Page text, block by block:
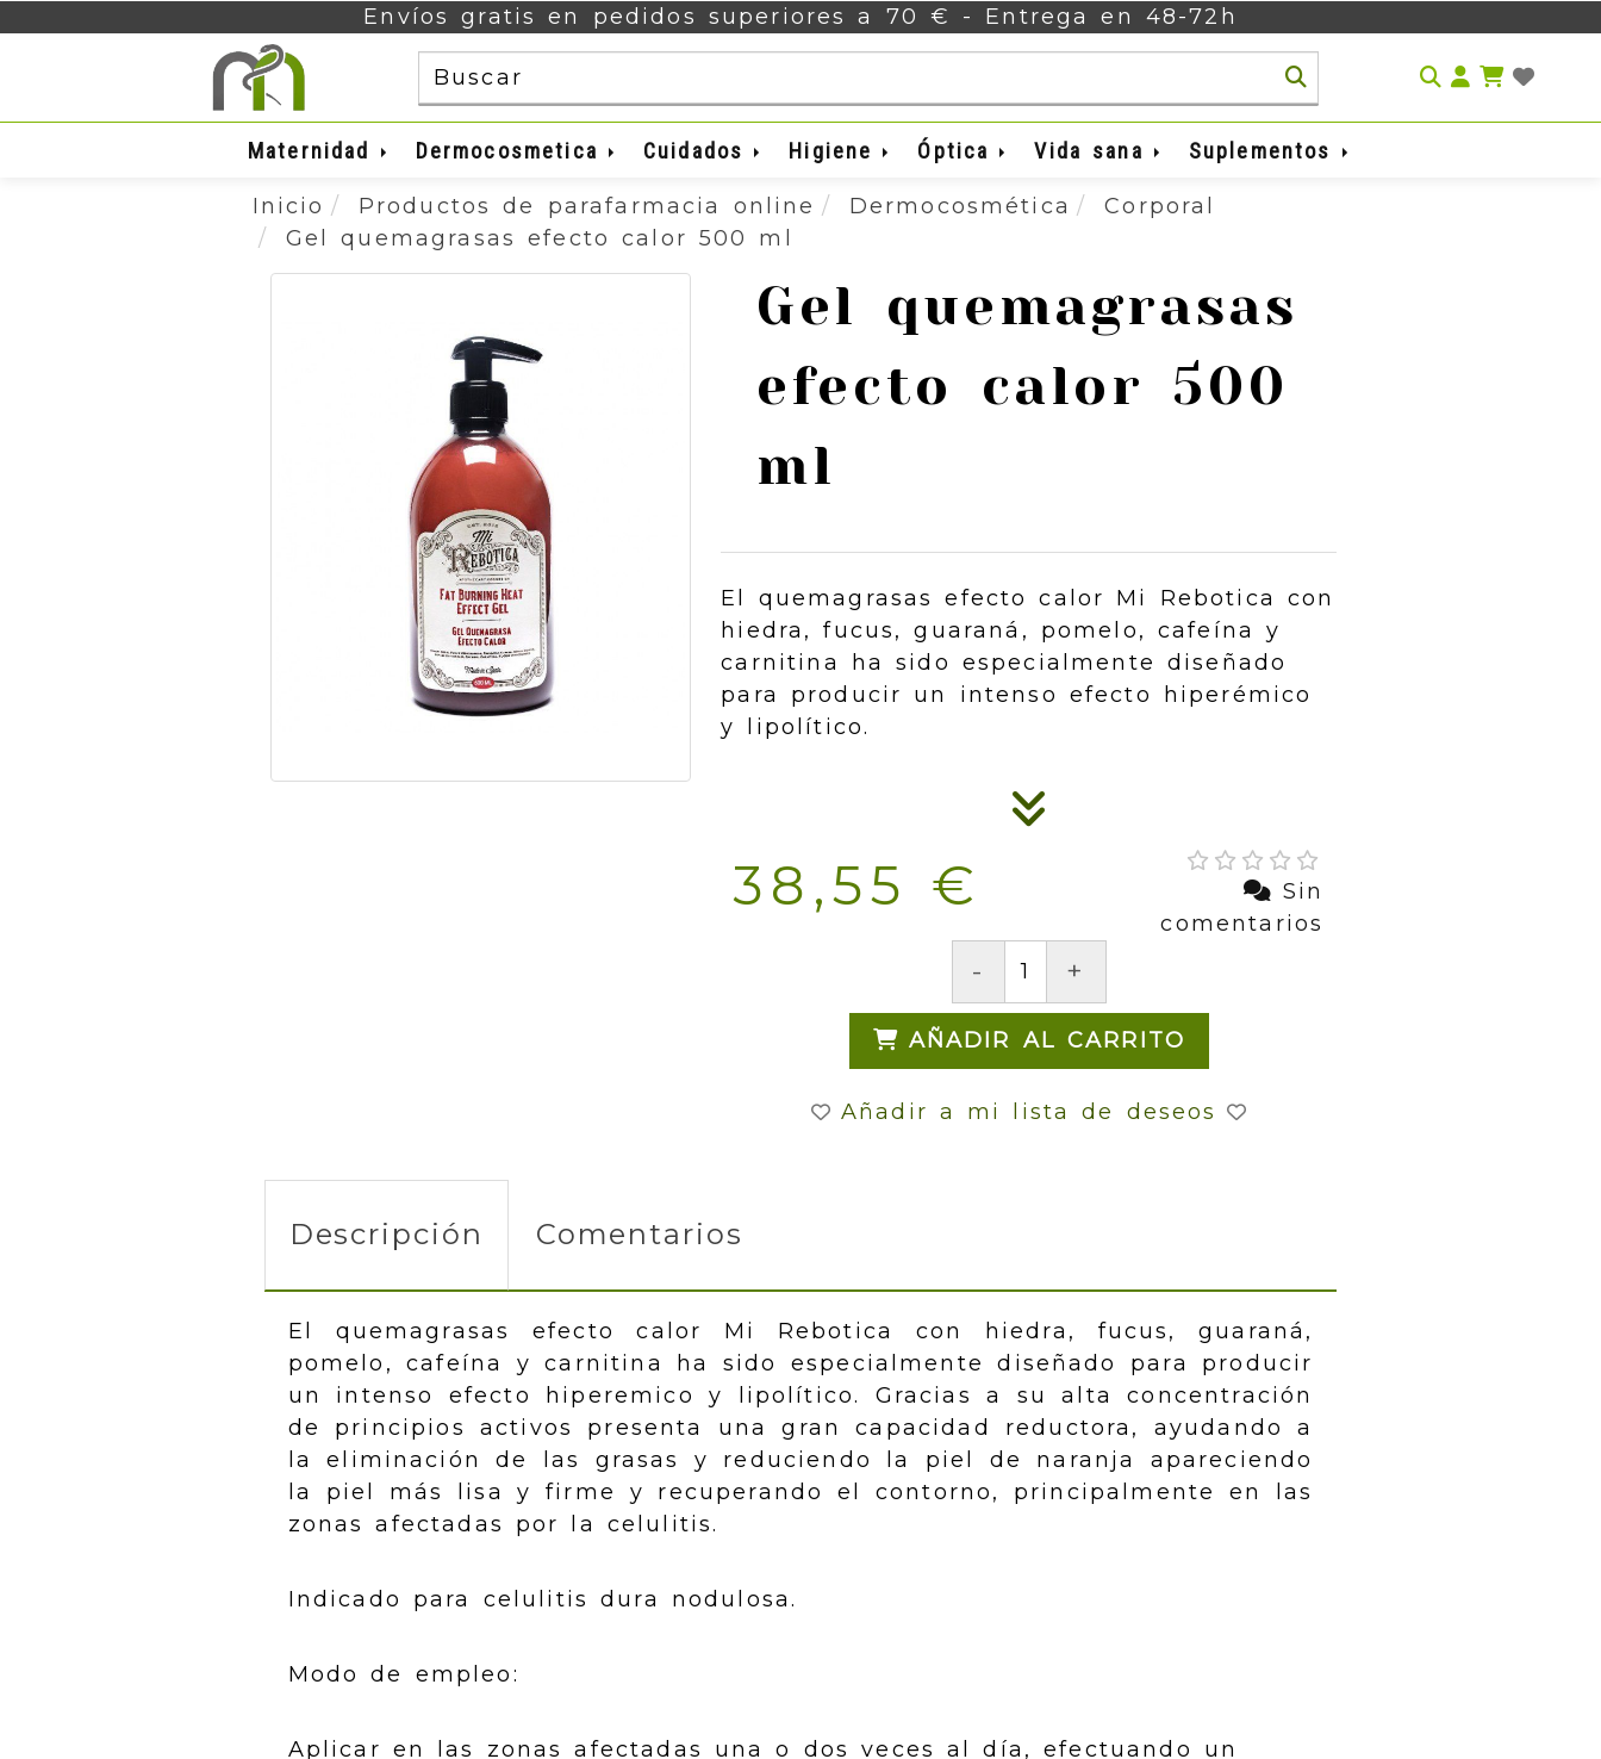
Envíos gratis en pedidos superiores a 70 € - Entrega en 48-72h
Maternidad Dermocosmetica Cuidados Higiene Óptica Vida sana Suplementos
Inicio Productos de parafarmacia online Dermocosmética
Corporal
Gel quemagrasas efecto calor 500 ml
Gel quemagrasas
efecto calor 500
ml
El quemagrasas efecto calor Mi Rebotica con
hiedra, fucus, guaraná, pomelo, cafeína y
carnitina ha sido especialmente diseñado
para producir un intenso efecto hiperémico
y lipolítico.
38,55 €
Sin
comentarios
- +
AÑADIR AL CARRITO
Añadir a mi lista de deseos
Descripción Comentarios
El quemagrasas efecto calor Mi Rebotica con hiedra, fucus, guaraná,
pomelo, cafeína y carnitina ha sido especialmente diseñado para producir
un intenso efecto hiperemico y lipolítico. Gracias a su alta concentración
de principios activos presenta una gran capacidad reductora, ayudando a
la eliminación de las grasas y reduciendo la piel de naranja apareciendo
la piel más lisa y firme y recuperando el contorno, principalmente en las
zonas afectadas por la celulitis.
Indicado para celulitis dura nodulosa.
Modo de empleo:
Aplicar en las zonas afectadas una o dos veces al día, efectuando un